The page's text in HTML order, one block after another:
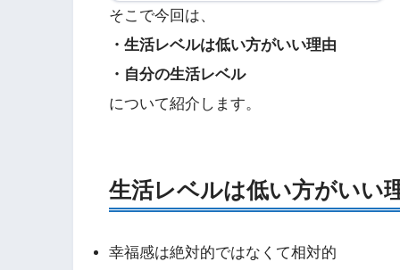
そこで今回は、
・生活レベルは低い方がいい理由
・自分の生活レベル
について紹介します。
生活レベルは低い方がいい
幸福感は絶対的ではなくて相対的